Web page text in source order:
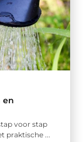
en
voor stap
praktische ...